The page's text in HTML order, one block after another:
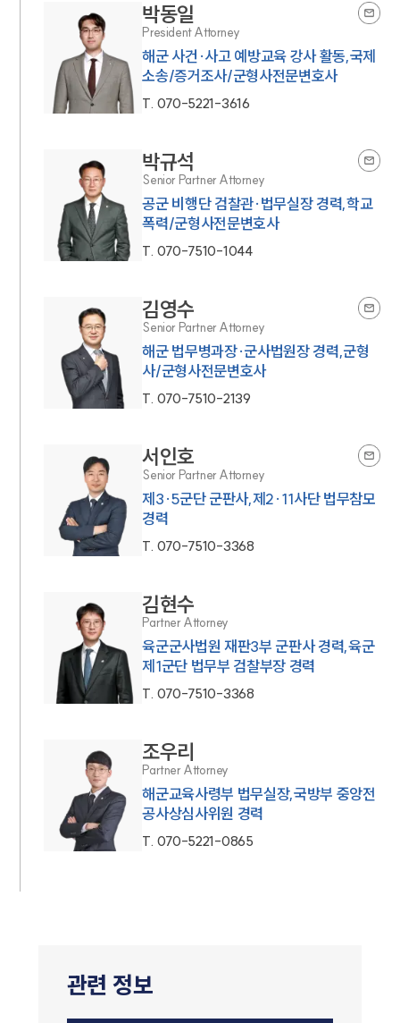
박동일
President Attorney
해군 사건·사고 예방교육 강사 활동,국제
소송/증거조사/군형사전문변호사
T. 070-5221-3616
박규석
Senior Partner Attorney
공군 비행단 검찰관·법무실장 경력,학교
폭력/군형사전문변호사
T. 070-7510-1044
김영수
Senior Partner Attorney
해군 법무병과장·군사법원장 경력,군형
사/군형사전문변호사
T. 070-7510-2139
서인호
Senior Partner Attorney
제3·5군단 군판사,제2·11사단 법무참모
경력
T. 070-7510-3368
김현수
Partner Attorney
육군군사법원 재판3부 군판사 경력,육군
제1군단 법무부 검찰부장 경력
T. 070-7510-3368
조우리
Partner Attorney
해군교육사령부 법무실장,국방부 중앙전
공사상심사위원 경력
T. 070-5221-0865
관련 정보